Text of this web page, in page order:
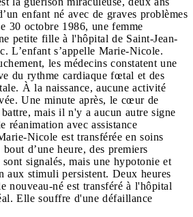
enfant né avec de graves problèmes
30 octobre 1986, une femme
petite fille à l'hôpital de Saint-Jean-
L’enfant s’appelle Marie-Nicole.
les médecins constatent une
du rythme cardiaque fœtal et des
À la naissance, aucune activité
Une minute après, le cœur de
mais il n'y a aucun autre signe
réanimation avec assistance
Nicole est transférée en soins
d’une heure, des premiers
sont signalés, mais une hypotonie et
aux stimuli persistent. Deux heures
nouveau-né est transféré à l'hôpital
Elle souffre d'une défaillance